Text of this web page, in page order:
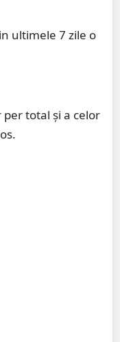
ultimele 7 zile o
total și a celor